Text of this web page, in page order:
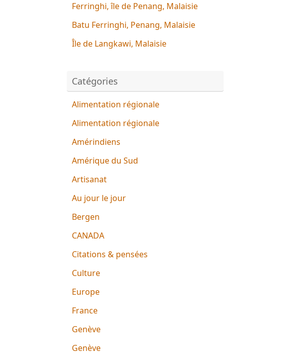
Ferringhi, île de Penang, Malaisie
Batu Ferringhi, Penang, Malaisie
Île de Langkawi, Malaisie
Catégories
Alimentation régionale
Alimentation régionale
Amérindiens
Amérique du Sud
Artisanat
Au jour le jour
Bergen
CANADA
Citations & pensées
Culture
Europe
France
Genève
Genève